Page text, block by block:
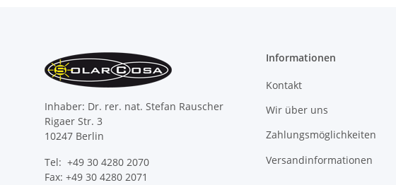
Inhaber: Dr. rer. nat. Stefan Rauscher
Rigaer Str. 3
10247 Berlin
Tel: +49 30 4280 2070
Fax: +49 30 4280 2071
Informationen
Kontakt
Wir über uns
Zahlungsmöglichkeiten
Versandinformationen